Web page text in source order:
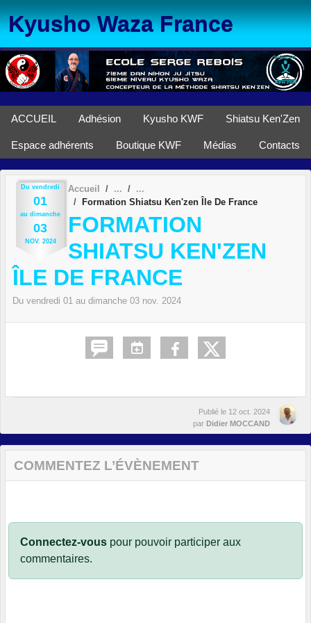
Kyusho Waza France
ACCUEIL Adhésion Kyusho KWF Shiatsu Ken'Zen
Espace adhérents Boutique KWF Médias Contacts
Du vendredi
01
au dimanche
03
NOV. 2024
Accueil
Formation Shiatsu Ken'zen Île De France
FORMATION
SHIATSU KEN'ZEN
ÎLE DE FRANCE
Du vendredi 01 au dimanche 03 nov. 2024
Publié le 12 oct. 2024
par Didier MOCCAND
COMMENTEZ L’ÉVÈNEMENT
Connectez-vous pour pouvoir participer aux
commentaires.